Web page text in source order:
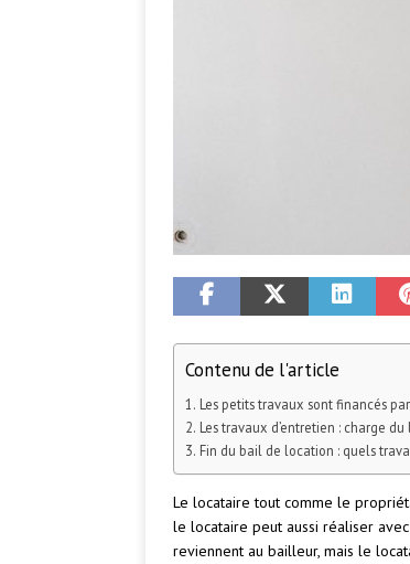
Contenu de l'article
Les petits travaux sont financés
Les travaux d’entretien : charge
Fin du bail de location : quels
Le locataire tout comme le
le locataire peut aussi réaliser
reviennent au bailleur, mais le